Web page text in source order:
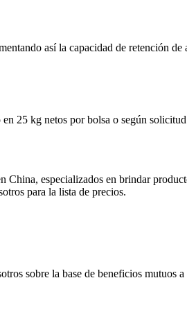
así la capacidad de retención
25 kg netos por bolsa o según
especializados en brindar
para la lista de precios.
sobre la base de beneficios mutuos